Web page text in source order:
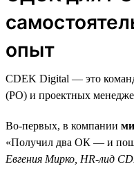
опыт
CDEK Digital — это
(PO) и проектных
Во-первых, в компании
«Получил два ОК — и
Евгения Мирко, HR-лид